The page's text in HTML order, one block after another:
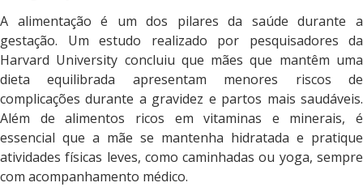
A alimentação é um dos pilares da saúde durante a
gestação. Um estudo realizado por pesquisadores da
Harvard University concluiu que mães que mantêm uma
dieta equilibrada apresentam menores riscos de
complicações durante a gravidez e partos mais saudáveis.
Além de alimentos ricos em vitaminas e minerais, é
essencial que a mãe se mantenha hidratada e pratique
atividades físicas leves, como caminhadas ou yoga, sempre
com acompanhamento médico.